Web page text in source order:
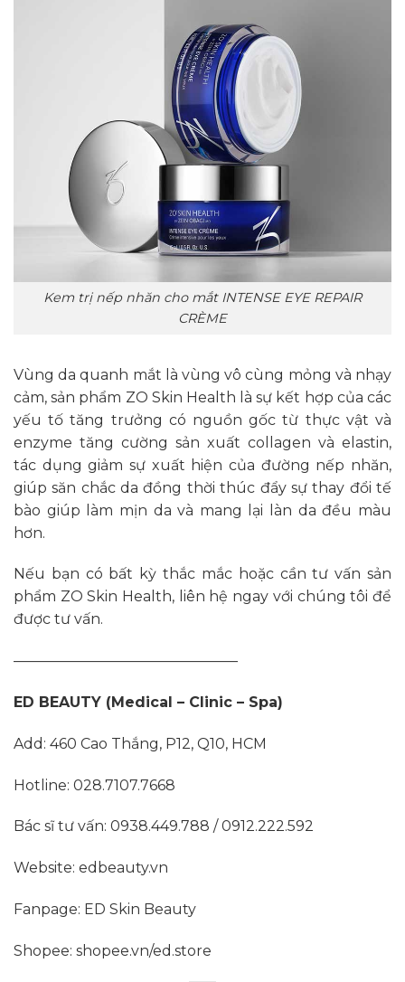
Kem trị nếp nhăn cho mắt INTENSE EYE REPAIR
CRÈME
Vùng da quanh mắt là vùng vô cùng mỏng và nhạy
cảm, sản phẩm ZO Skin Health là sự kết hợp của các
yếu tố tăng trưởng có nguồn gốc từ thực vật và
enzyme tăng cường sản xuất collagen và elastin,
tác dụng giảm sự xuất hiện của đường nếp nhăn,
giúp săn chắc da đồng thời thúc đẩy sự thay đổi tế
bào giúp làm mịn da và mang lại làn da đều màu
hơn.
Nếu bạn có bất kỳ thắc mắc hoặc cần tư vấn sản
phẩm ZO Skin Health, liên hệ ngay với chúng tôi để
được tư vấn.
———————————————–
ED BEAUTY (Medical – Clinic – Spa)
Add: 460 Cao Thắng, P12, Q10, HCM
Hotline: 028.7107.7668
Bác sĩ tư vấn: 0938.449.788 / 0912.222.592
Website: edbeauty.vn
Fanpage: ED Skin Beauty
Shopee: shopee.vn/ed.store